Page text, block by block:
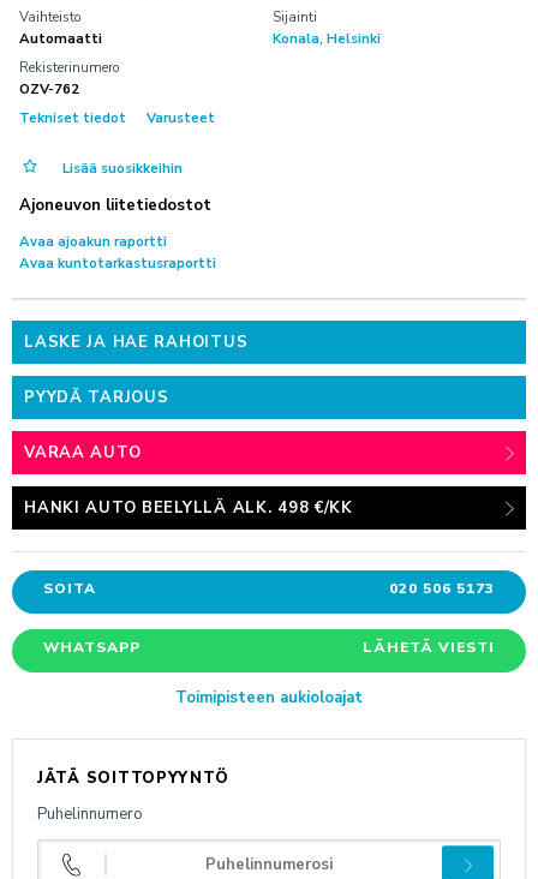
AUTOKESKUS HYVINKÄÄ
Mäkikuumolantie 20, Hyvinkää
AUTOKESKUS OLARI (ESPOO)
Markkinointi & viestintä
Laskutustiedot
Palaute
Reklamaatio
PALVELUHAKU
OTA YHTEYTTÄ
ANNA PALAUTETTA
TILAA UUTISKIRJE
Vaihteisto
Automaatti
Sijainti
Konala, Helsinki
Rekisterinumero
OZV-762
Tekniset tiedot
Varusteet
Lisää suosikkeihin
Ajoneuvon liitetiedostot
Avaa ajoakun raportti
Avaa kuntotarkastusraportti
LASKE JA HAE RAHOITUS
PYYDÄ TARJOUS
VARAA AUTO
HANKI AUTO BEELYLLÄ ALK. 498 €/KK
SOITA 020 506 5173
WHATSAPP LÄHETÄ VIESTI
Toimipisteen aukioloajat
JÄTÄ SOITTOPYYNTÖ
Puhelinnumero